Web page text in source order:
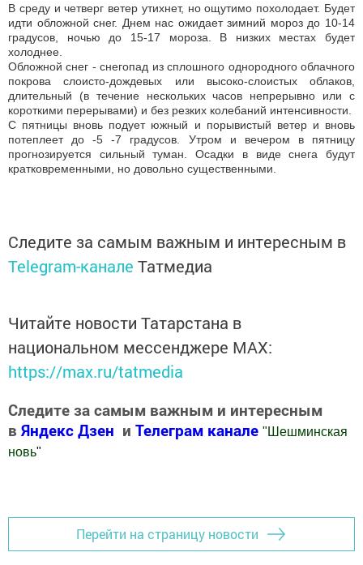
В среду и четверг ветер утихнет, но ощутимо похолодает. Будет
идти обложной снег. Днем нас ожидает зимний мороз до 10-14
градусов, ночью до 15-17 мороза. В низких местах будет
холоднее.
Обложной снег - снегопад из сплошного однородного облачного
покрова слоисто-дождевых или высоко-слоистых облаков,
длительный (в течение нескольких часов непрерывно или с
короткими перерывами) и без резких колебаний интенсивности.
С пятницы вновь подует южный и порывистый ветер и вновь
потеплеет до -5 -7 градусов. Утром и вечером в пятницу
прогнозируется сильный туман. Осадки в виде снега будут
кратковременными, но довольно существенными.
Следите за самым важным и интересным в
Telegram-канале Татмедиа
Читайте новости Татарстана в
национальном мессенджере MАХ:
https://max.ru/tatmedia
Следите за самым важным и интересным
в Яндекс Дзен и Телеграм канале " Шешминская
новь"
Перейти на страницу новости